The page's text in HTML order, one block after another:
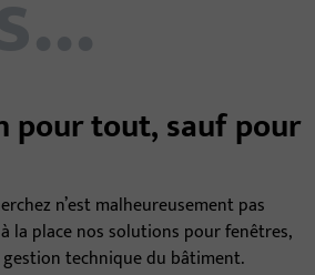
pour tout, sauf pour
n’est malheureusement pas
la place nos solutions pour fenêtres,
technique du bâtiment.